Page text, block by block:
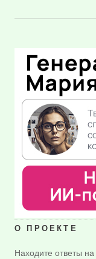
О ПРОЕКТЕ
Находите ответы